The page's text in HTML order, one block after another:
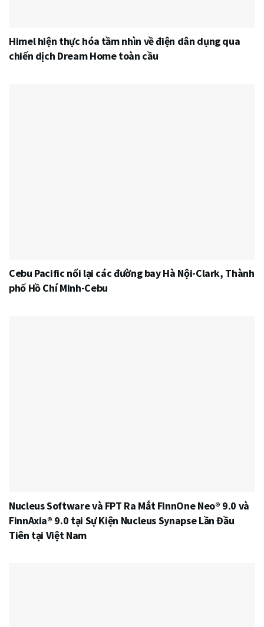
Himel hiện thực hóa tầm nhìn về điện dân dụng qua
chiến dịch Dream Home toàn cầu
Cebu Pacific nối lại các đường bay Hà Nội-Clark, Thành
phố Hồ Chí Minh-Cebu
Nucleus Software và FPT Ra Mắt FinnOne Neo® 9.0 và
FinnAxia® 9.0 tại Sự Kiện Nucleus Synapse Lần Đầu
Tiên tại Việt Nam